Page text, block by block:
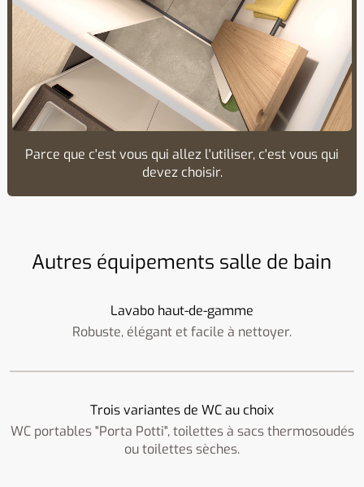
Parce que c'est vous qui allez l'utiliser, c'est vous qui
devez choisir.
Autres équipements salle de bain
Lavabo haut-de-gamme
Robuste, élégant et facile à nettoyer.
Trois variantes de WC au choix
WC portables "Porta Potti", toilettes à sacs thermosoudés
ou toilettes sèches.